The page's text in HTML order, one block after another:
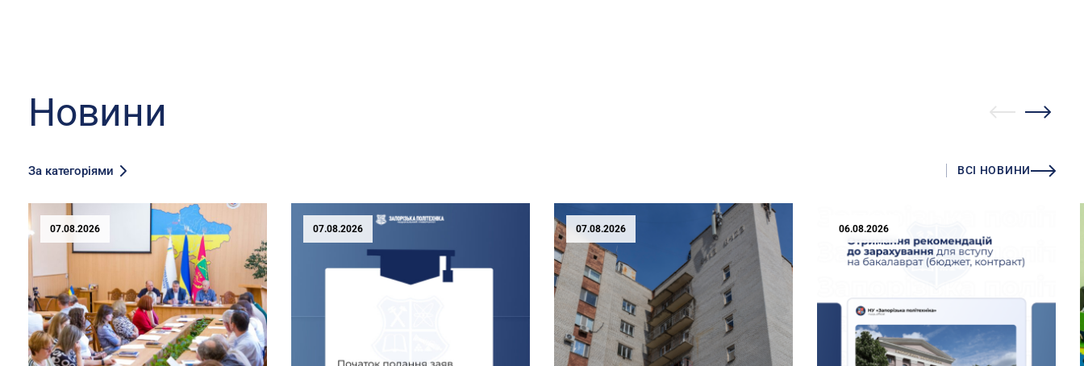
Новини
За категоріями ВСІ НОВИНИ
07.08.2026 07.08.2026 07.08.2026 06.08.2026